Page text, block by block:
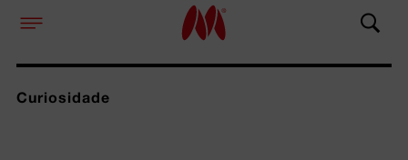
Curiosidade